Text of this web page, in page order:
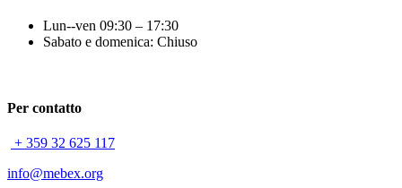
Lun--ven 09:30 – 17:30
Sabato e domenica: Chiuso
Per contatto
+ 359 32 625 117
info@mebex.org